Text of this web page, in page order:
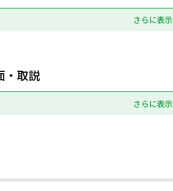
さらに表示
・取説
さらに表示